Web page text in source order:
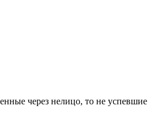
через нелицо, то не успевшие